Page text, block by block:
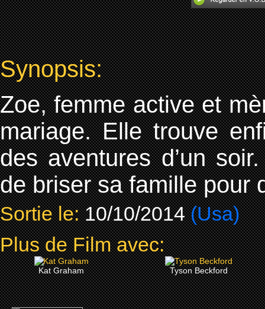
Synopsis:
Zoe, femme active et
mariage. Elle trouve
des aventures d’un
de briser sa famille pour
Sortie le: 10/10/2014 (Usa)
Plus de Film avec:
Kat Graham Tyson Beckford